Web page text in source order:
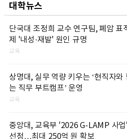
대학뉴스
단국대 조정희 교수 연구팀, 폐암 표
제 '내성·재발' 원인 규명
교육
상명대, 실무 역량 키우는 ‘현직자와
는 직무 부트캠프’ 운영
교육
중앙대, 교육부 '2026 G-LAMP 사업'
선정…최대 250억 원 확보